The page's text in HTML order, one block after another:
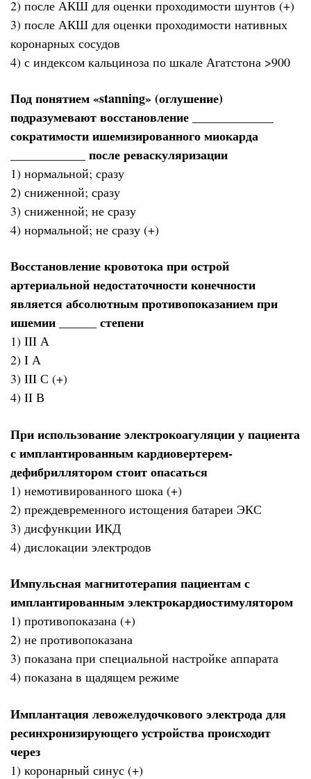
2) после АКШ для оценки проходимости шунтов (+)
3) после АКШ для оценки проходимости нативных
коронарных сосудов
4) с индексом кальциноза по шкале Агатстона >900
Под понятием «stanning» (оглушение)
подразумевают восстановление _____________
сократимости ишемизированного миокарда
____________ после реваскуляризации
1) нормальной; сразу
2) сниженной; сразу
3) сниженной; не сразу
4) нормальной; не сразу (+)
Восстановление кровотока при острой
артериальной недостаточности конечности
является абсолютным противопоказанием при
ишемии ______ степени
1) III А
2) I А
3) III С (+)
4) II В
При использование электрокоагуляции у пациента
с имплантированным кардиовертерем-
дефибриллятором стоит опасаться
1) немотивированного шока (+)
2) преждевременного истощения батареи ЭКС
3) дисфункции ИКД
4) дислокации электродов
Импульсная магнитотерапия пациентам с
имплантированным электрокардиостимулятором
1) противопоказана (+)
2) не противопоказана
3) показана при специальной настройке аппарата
4) показана в щадящем режиме
Имплантация левожелудочкового электрода для
ресинхронизирующего устройства происходит
через
1) коронарный синус (+)